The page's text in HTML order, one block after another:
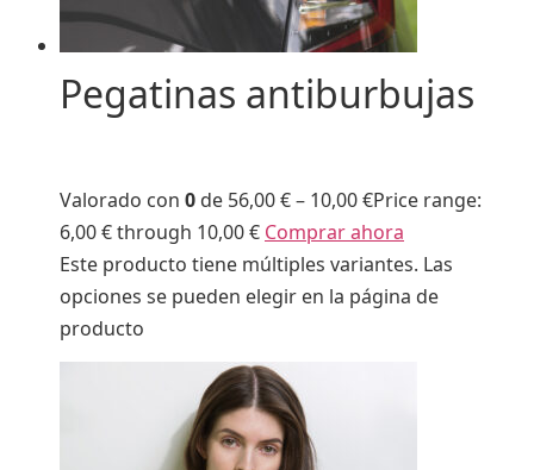
Pegatinas antiburbujas
Valorado con 0 de 56,00 €– 10,00 €Price range:
6,00 € through 10,00 € Comprar ahora
Este producto tiene múltiples variantes. Las
opciones se pueden elegir en la página de
producto